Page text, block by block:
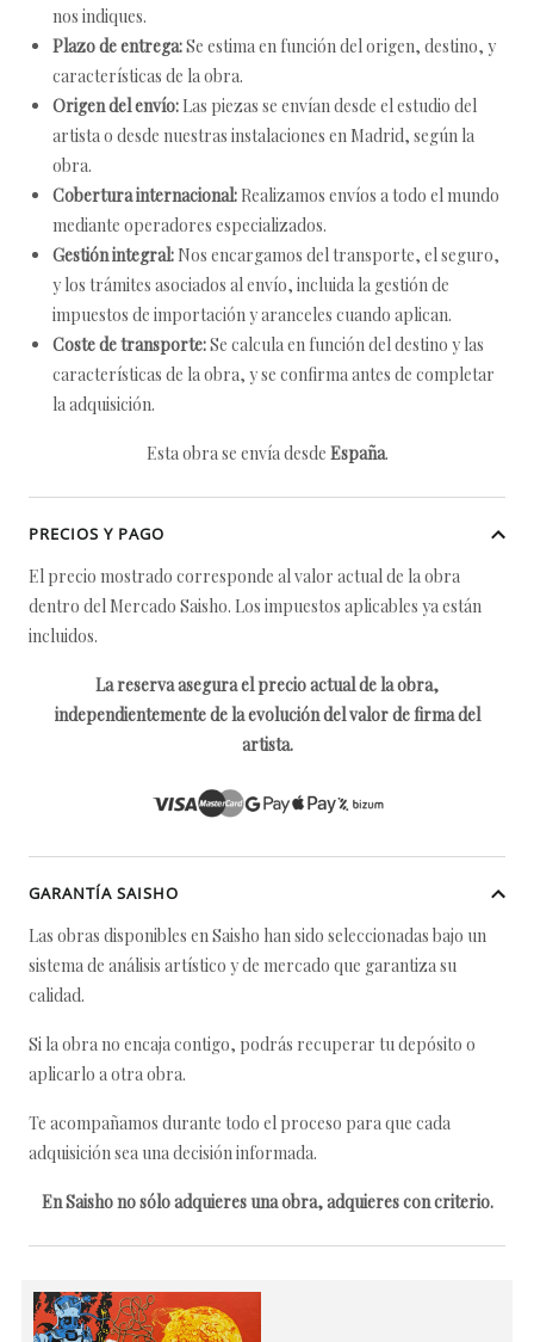
nos indiques.
Plazo de entrega:Se estima en función del origen, destino, y
características de la obra.
Origen del envío: Las piezas se envían desde el estudio del
artista o desde nuestras instalaciones en Madrid, según la
obra.
Cobertura internacional: Realizamos envíos a todo el mundo
mediante operadores especializados.
Gestión integral: Nos encargamos del transporte, el seguro,
y los trámites asociados al envío, incluida la gestión de
impuestos de importación y aranceles cuando aplican.
Coste de transporte:Se calcula en función del destino y las
características de la obra, y se confirma antes de completar
la adquisición.
Esta obra se envía desde España.
PRECIOS Y PAGO
El precio mostrado corresponde al valor actual de la obra
dentro del Mercado Saisho. Los impuestos aplicables ya están
incluidos.
La reserva asegura el precio actual de la obra,
independientemente de la evolución del valor de firma del
artista.
GARANTÍA SAISHO
Las obras disponibles en Saisho han sido seleccionadas bajo un
sistema de análisis artístico y de mercado que garantiza su
calidad.
Si la obra no encaja contigo, podrás recuperar tu depósito o
aplicarlo a otra obra.
Te acompañamos durante todo el proceso para que cada
adquisición sea una decisión informada.
En Saisho no sólo adquieres una obra, adquieres con criterio.